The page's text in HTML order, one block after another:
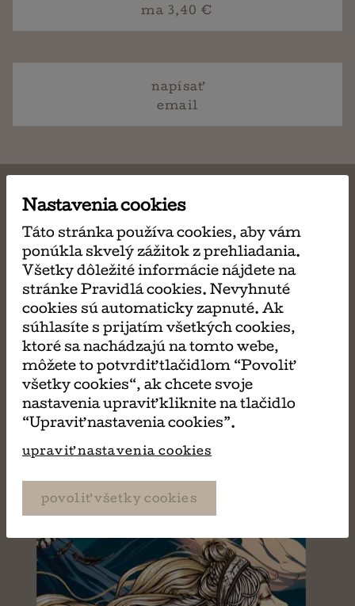
ma 3,40 €
napísať
email
MÔŽE SA VÁM TIEŽ
PÁČIŤ
Nastavenia cookies
Táto stránka používa cookies, aby vám
ponúkla skvelý zážitok z prehliadania.
Všetky dôležité informácie nájdete na
stránke Pravidlá cookies. Nevyhnuté
cookies sú automaticky zapnuté. Ak
súhlasíte s prijatím všetkých cookies,
ktoré sa nachádzajú na tomto webe,
môžete to potvrdiť tlačidlom “Povoliť
všetky cookies“, ak chcete svoje
nastavenia upraviť kliknite na tlačidlo
“Upraviť nastavenia cookies”.
upraviť nastavenia cookies
povoliť všetky cookies